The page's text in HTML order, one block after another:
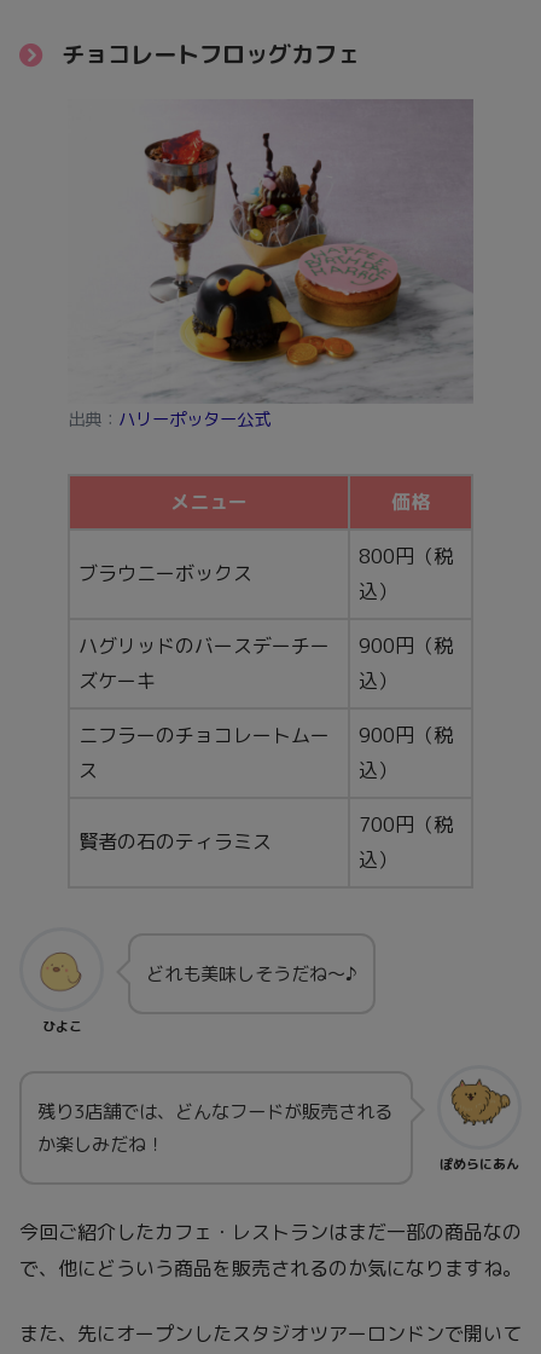
チョコレートフロッグカフェ
出典： ハリーポッター公式
メニュー 価格
ブラウニーボックス
800円（税
込）
ハグリッドのバースデーチー
ズケーキ
900円（税
込）
ニフラーのチョコレートムー
ス
900円（税
込）
賢者の石のティラミス
700円（税
込）
ひよこ
どれも美味しそうだね〜♪
ぽめらにあん
残り3店舗では、どんなフードが販売される
か楽しみだね！
今回ご紹介したカフェ・レストランはまだ一部の商品なの
で、他にどういう商品を販売されるのか気になりますね。
また、先にオープンしたスタジオツアーロンドンで開いて